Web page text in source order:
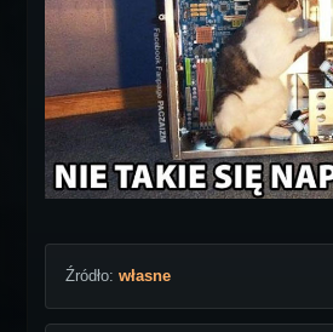
Źródło: własne